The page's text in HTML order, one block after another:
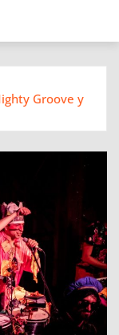
Groove y